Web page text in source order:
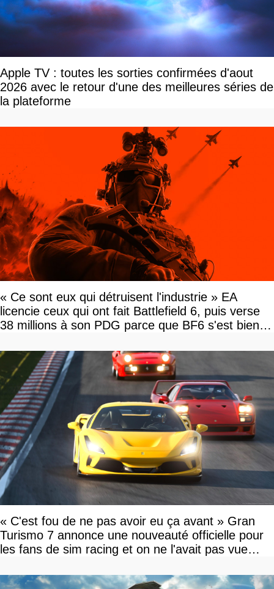
Apple TV : toutes les sorties confirmées d'aout
2026 avec le retour d'une des meilleures séries de
la plateforme
« Ce sont eux qui détruisent l'industrie » EA
licencie ceux qui ont fait Battlefield 6, puis verse
38 millions à son PDG parce que BF6 s'est bien
« C'est fou de ne pas avoir eu ça avant » Gran
Turismo 7 annonce une nouveauté officielle pour
les fans de sim racing et on ne l'avait pas vue